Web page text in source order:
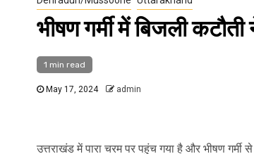
भीषण गर्मी में बिजली
1 min read
May 17, 2024 admin
उत्तराखंड में पारा चरम पर पहुंच गया है और भीषण